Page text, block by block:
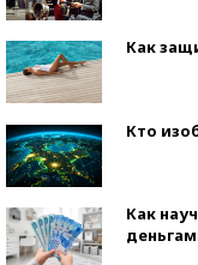
Как
Кто
Как